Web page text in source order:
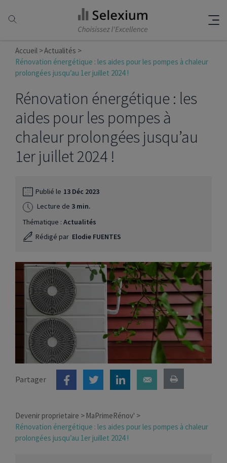
Accueil
Actualités
Rénovation énergétique : les aides pour les pompes à chaleur
prolongées jusqu’au 1er juillet 2024 !
Rénovation énergétique : les
aides pour les pompes à
chaleur prolongées jusqu’au
1er juillet 2024 !
Publié le 13 Déc 2023
Lecture de 3 min.
Thématique : Actualités
Rédigé par Elodie FUENTES
Partager
Devenir proprietaire
MaPrimeRénov'
Rénovation énergétique : les aides pour les pompes à chaleur
prolongées jusqu’au 1er juillet 2024 !